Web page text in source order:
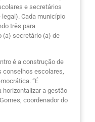
e secretários
Cada município
três para
(a) secretário (a) de
é a construção de
conselhos escolares,
“É
a gestão
coordenador do